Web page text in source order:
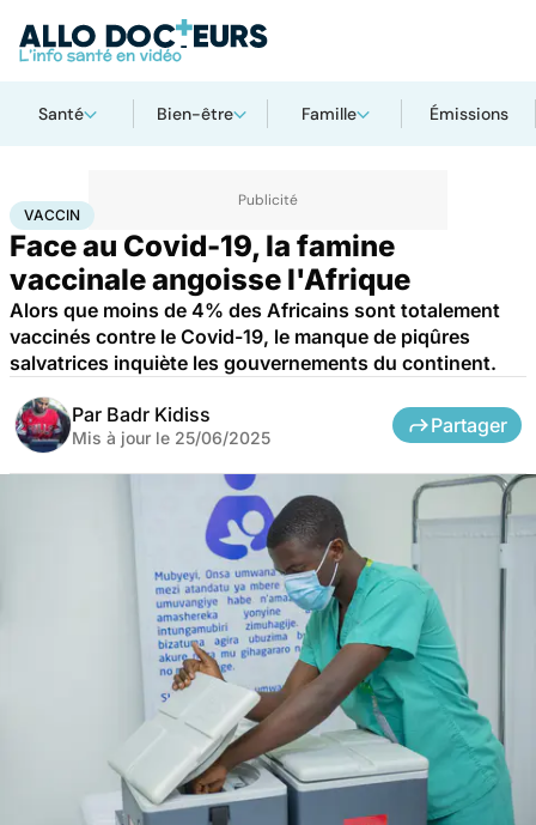
Santé Bien-être Famille Émissions
AccueilSanté Vaccin
VACCIN
Face au Covid-19, la famine
vaccinale angoisse l'Afrique
Alors que moins de 4% des Africains sont totalement
vaccinés contre le Covid-19, le manque de piqûres
salvatrices inquiète les gouvernements du continent.
Par Badr Kidiss
Mis à jour le 25/06/2025
Partager